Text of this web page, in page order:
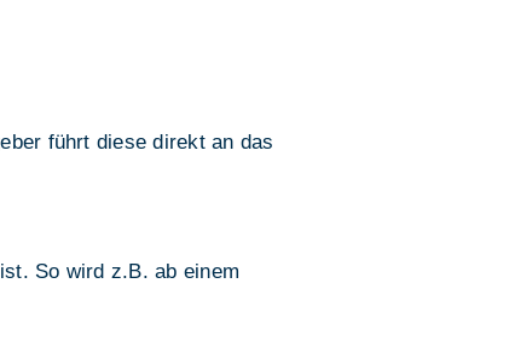
führt diese direkt an das
So wird z.B. ab einem